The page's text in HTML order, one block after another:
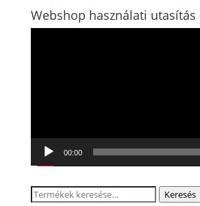
Webshop használati utasítás
00:00
Keresés
Keresés